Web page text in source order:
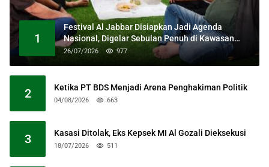
1
Festival Al Jabbar Disiapkan Jadi Agenda
Nasional, Digelar Sebulan Penuh di Kawasan
Masjid Raya Al Jabbar
26/07/2026 977
2 Ketika PT BDS Menjadi Arena Penghakiman Politik
04/08/2026 663
3 Kasasi Ditolak, Eks Kepsek MI Al Gozali Dieksekusi
18/07/2026 511